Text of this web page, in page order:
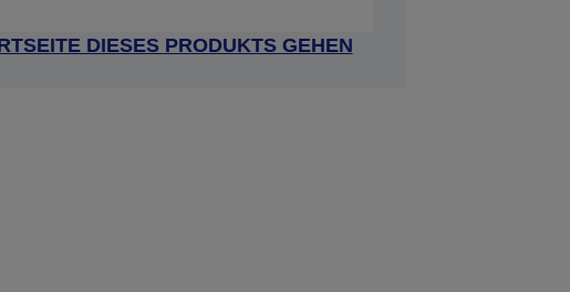
DIESES PRODUKTS GEHEN